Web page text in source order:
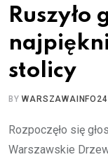
Ruszyło
stolicy
BY
Rozpoczęło się
Warszawskie